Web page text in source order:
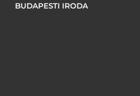
BUDAPESTI IRODA